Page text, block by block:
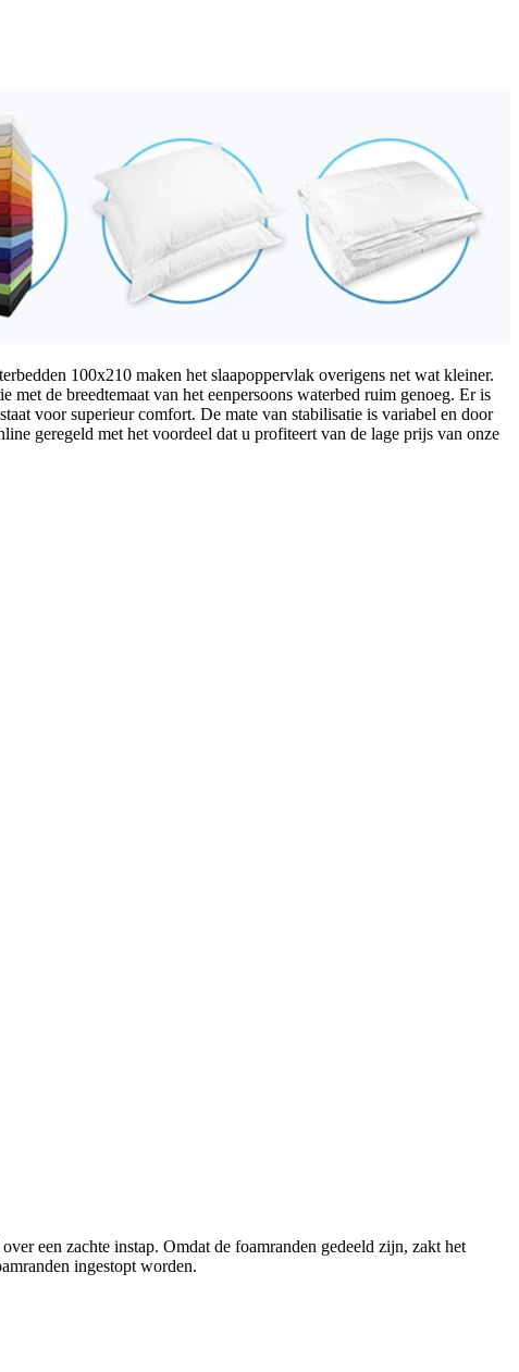
100x210 maken het slaapoppervlak overigens net wat kleiner.
de breedtemaat van het eenpersoons waterbed ruim genoeg. Er is
voor superieur comfort. De mate van stabilisatie is variabel en door
geregeld met het voordeel dat u profiteert van de lage prijs van onze
een zachte instap. Omdat de foamranden gedeeld zijn, zakt het
ingestopt worden.